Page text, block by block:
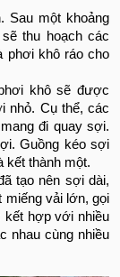
Sau một khoảng
thu hoạch các
phơi khô ráo cho
khô sẽ được
nhỏ. Cụ thể, các
đi quay sợi.
Guồng kéo sợi
kết thành một.
tạo nên sợi dài,
miếng vải lớn, gọi
kết hợp với nhiều
nhau cùng nhiều